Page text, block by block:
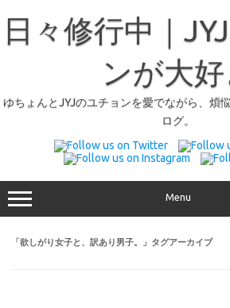
日々修行中｜
ンが大好
ゆちょんとJYJのユチョンを愛でながら、煩
ログ。
Menu
「欲しがり女子と、訳あり男子。 」タグアーカイブ